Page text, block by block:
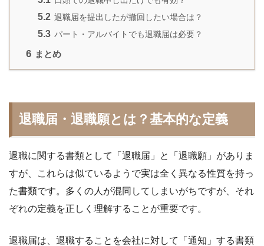
5.2 退職届を提出したが撤回したい場合は？
5.3 パート・アルバイトでも退職届は必要？
6 まとめ
退職届・退職願とは？基本的な定義
退職に関する書類として「退職届」と「退職願」がありま
すが、これらは似ているようで実は全く異なる性質を持っ
た書類です。多くの人が混同してしまいがちですが、それ
ぞれの定義を正しく理解することが重要です。
退職届は、退職することを会社に対して「通知」する書類